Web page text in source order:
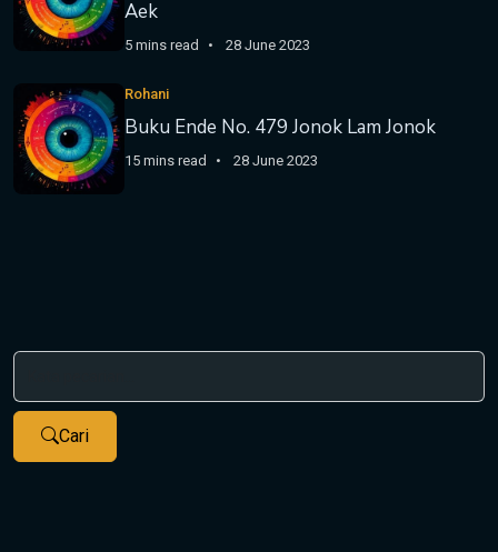
Aek
5 mins read 28 June 2023
Rohani
Buku Ende No. 479 Jonok Lam Jonok
15 mins read 28 June 2023
Cari